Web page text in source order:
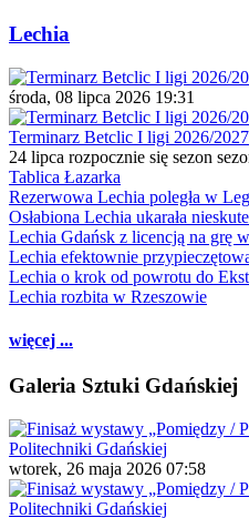
Lechia
środa, 08 lipca 2026 19:31
Terminarz Betclic I ligi 2026/2027
24 lipca rozpocznie się sezon
Tablica Łazarka
Rezerwowa Lechia poległa w
Osłabiona Lechia ukarała
Lechia Gdańsk z licencją na grę
Lechia efektownie
Lechia o krok od powrotu do
Lechia rozbita w Rzeszowie
więcej ...
Galeria Sztuki Gdańskiej
wtorek, 26 maja 2026 07:58